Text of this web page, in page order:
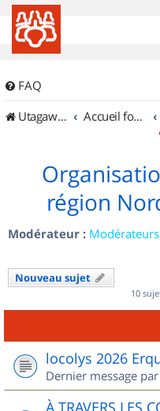
FAQ
UtagawaVTT (Randos VTT et VTTAE avec traces GPS)
Accueil forum
région
Modérateur :
Nouveau sujet
10
locolys 2026
Dernier message par
À TRAVERS LES